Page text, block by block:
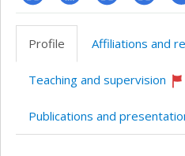
ResearchGate
Page
professionnelle
Site
web
l’unité
recherche
Site
l’unité
Profile Affiliations and
Teaching and supervision
Publications and